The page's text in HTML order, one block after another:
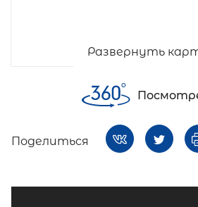
Развернуть
Поделиться